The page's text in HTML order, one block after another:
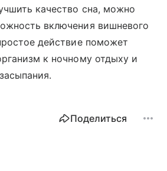
качество сна, можно
включения вишневого
действие поможет
к ночному отдыху и
Поделиться